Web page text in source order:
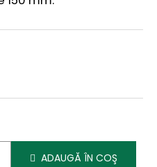
ADAUGĂ ÎN COŞ